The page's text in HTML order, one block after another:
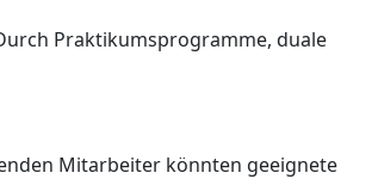
Praktikumsprogramme, duale
Mitarbeiter könnten geeignete